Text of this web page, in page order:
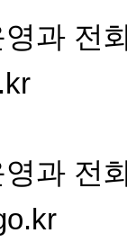
과 전
과 전